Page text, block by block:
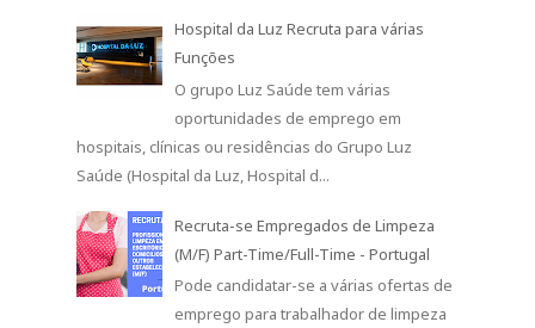
Hospital da Luz Recruta para várias
Funções
O grupo Luz Saúde tem várias
oportunidades de emprego em
hospitais, clínicas ou residências do Grupo Luz
Saúde (Hospital da Luz, Hospital d...
Recruta-se Empregados de Limpeza
(M/F) Part-Time/Full-Time - Portugal
Pode candidatar-se a várias ofertas de
emprego para trabalhador de limpeza